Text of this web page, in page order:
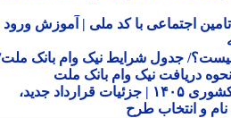
اجتماعی با کد ملی | آموزش ورود به
ملت ۱۴۰۵ چیست؟/ جدول شرایط نیک وام بانک ملت/
دریافت نیک وام بانک ملت
بیمه تکمیلی بازنشستگان کشوری ۱۴۰۵ | جزئیات قرارداد جدید،
انتخاب طرح